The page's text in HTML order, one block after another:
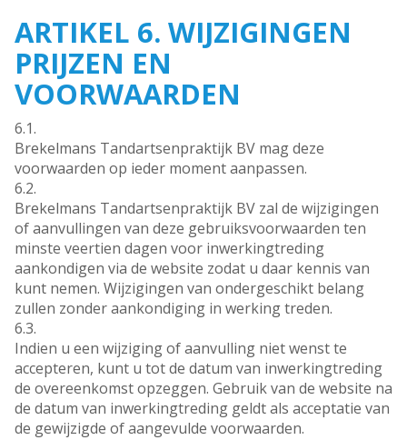
ARTIKEL 6. WIJZIGINGEN
PRIJZEN EN
VOORWAARDEN
6.1.
Brekelmans Tandartsenpraktijk BV mag deze
voorwaarden op ieder moment aanpassen.
6.2.
Brekelmans Tandartsenpraktijk BV zal de wijzigingen
of aanvullingen van deze gebruiksvoorwaarden ten
minste veertien dagen voor inwerkingtreding
aankondigen via de website zodat u daar kennis van
kunt nemen. Wijzigingen van ondergeschikt belang
zullen zonder aankondiging in werking treden.
6.3.
Indien u een wijziging of aanvulling niet wenst te
accepteren, kunt u tot de datum van inwerkingtreding
de overeenkomst opzeggen. Gebruik van de website na
de datum van inwerkingtreding geldt als acceptatie van
de gewijzigde of aangevulde voorwaarden.